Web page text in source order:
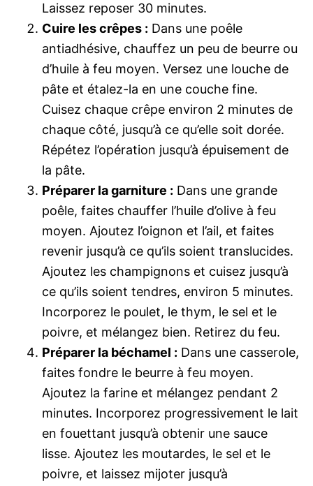
Laissez reposer 30 minutes.
Cuire les crêpes : Dans une poêle
antiadhésive, chauffez un peu de beurre ou
d’huile à feu moyen. Versez une louche de
pâte et étalez-la en une couche fine.
Cuisez chaque crêpe environ 2 minutes de
chaque côté, jusqu’à ce qu’elle soit dorée.
Répétez l’opération jusqu’à épuisement de
la pâte.
Préparer la garniture : Dans une grande
poêle, faites chauffer l’huile d’olive à feu
moyen. Ajoutez l’oignon et l’ail, et faites
revenir jusqu’à ce qu’ils soient translucides.
Ajoutez les champignons et cuisez jusqu’à
ce qu’ils soient tendres, environ 5 minutes.
Incorporez le poulet, le thym, le sel et le
poivre, et mélangez bien. Retirez du feu.
Préparer la béchamel : Dans une casserole,
faites fondre le beurre à feu moyen.
Ajoutez la farine et mélangez pendant 2
minutes. Incorporez progressivement le lait
en fouettant jusqu’à obtenir une sauce
lisse. Ajoutez les moutardes, le sel et le
poivre, et laissez mijoter jusqu’à